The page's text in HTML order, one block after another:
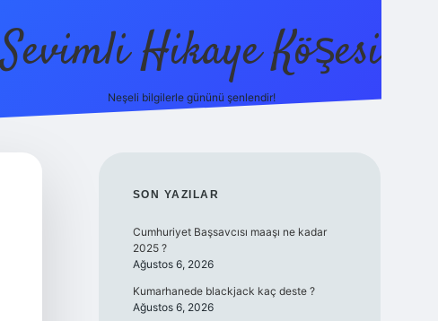
Sevimli Hikaye Köşesi
Neşeli bilgilerle gününü şenlendir!
SIDEBAR
SON YAZILAR
Cumhuriyet Başsavcısı maaşı ne kadar
2025 ?
Ağustos 6, 2026
Kumarhanede blackjack kaç deste ?
Ağustos 6, 2026